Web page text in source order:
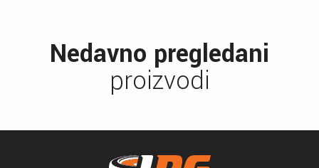
Nedavno pregledani
proizvodi